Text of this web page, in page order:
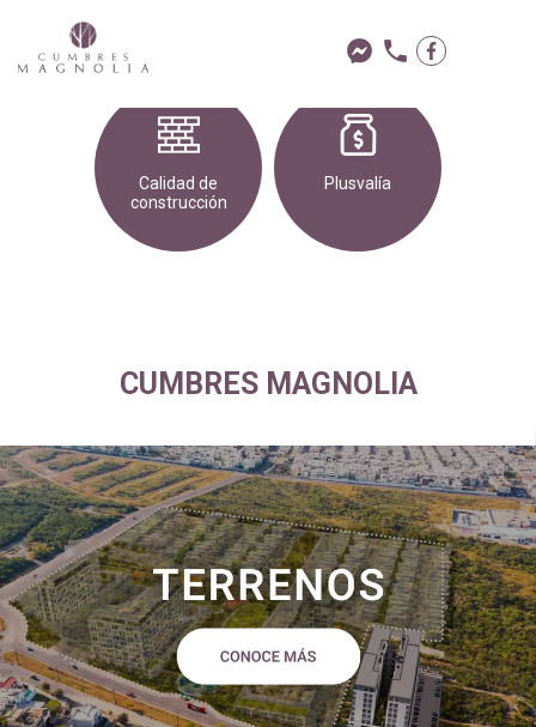
Calidad de
construcción
Plusvalía
CUMBRES MAGNOLIA